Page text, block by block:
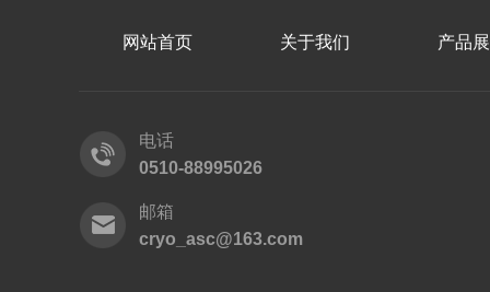
网站首页 关于我们 产品
电话
0510-88995026
邮箱
cryo_asc@163.com